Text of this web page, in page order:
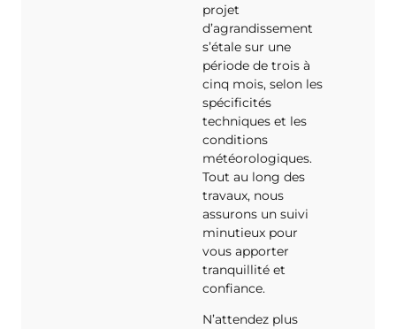
projet
d’agrandissement
s’étale sur une
période de trois à
cinq mois, selon les
spécificités
techniques et les
conditions
météorologiques.
Tout au long des
travaux, nous
assurons un suivi
minutieux pour
vous apporter
tranquillité et
confiance.
N’attendez plus